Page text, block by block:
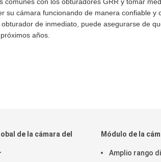
su cámara funcionando de manera confiable y
de inmediato, puede asegurarse de
años.
de la cámara del Módulo de la
Amplio rango